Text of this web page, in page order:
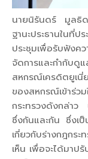
นายนิรันดร์ มูลธิ
ฐานะประธานในที่
ประชุมเพื่อรับฟังคว
จัดการและกำกับดู
สหกรณ์เครดิตยูเ
ของสหกรณ์เข้าร่ว
กระทรวงดังกล่าว
ซึ่งกันและกัน ซึ่งเป็
เกี่ยวกับร่างกฎกร
เห็น เพื่อจะได้มาป